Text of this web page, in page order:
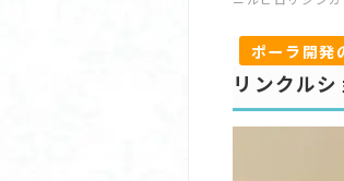
ポーラ開発
リンクル